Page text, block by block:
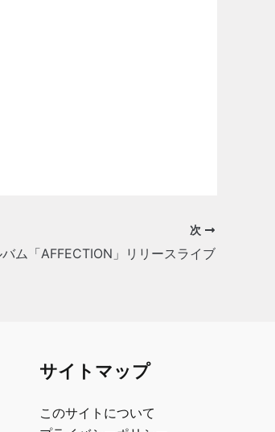
次
ム「AFFECTION」リリースライブ
サイトマップ
このサイトについて